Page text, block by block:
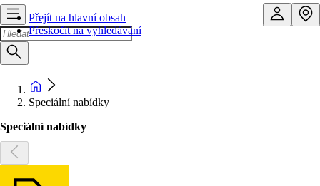
Přejít na hlavní obsah
Přeskočit na vyhledávání
Speciální nabídky
Speciální nabídky